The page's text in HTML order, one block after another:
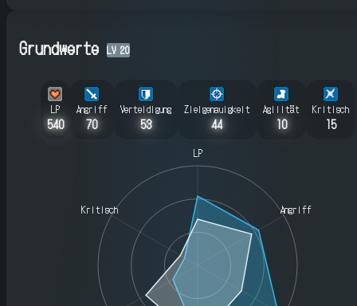
Grundwerte LV 20
LP
540
Angriff
70
Verteidigung
53
Zielgenauigkeit
44
Agilität
10
Kritisch
15
LP
Angriff
Kritisch